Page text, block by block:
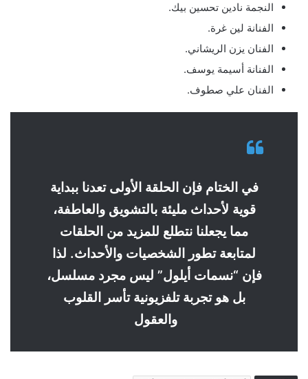
النجمة نادين تحسين بيك.
الفنانة لين غرة.
الفنان يزن الريشاني.
الفنانة أسيمة يوسف.
الفنان علي صطوف.
في الختام فإن الحلقة الأولى تعدنا ببداية
قوية لأحداث مليئة بالتشويق والعاطفة،
مما يجعلنا نتطلع للمزيد من الحلقات
لمتابعة تطور الشخصيات والأحداث. لذا
فإن “نسمات أيلول” ليس مجرد مسلسل،
بل هو تجربة تلفزيونية تأسر القلوب
والعقول